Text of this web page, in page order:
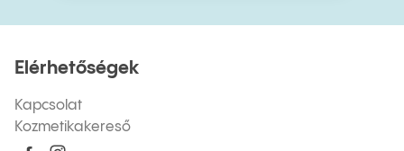
Elérhetőségek
Kapcsolat
Kozmetikakereső